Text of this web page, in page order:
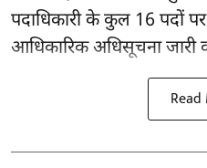
पदाधिकारी के कुल 16 पदों
आधिकारिक अधिसूचना जारी